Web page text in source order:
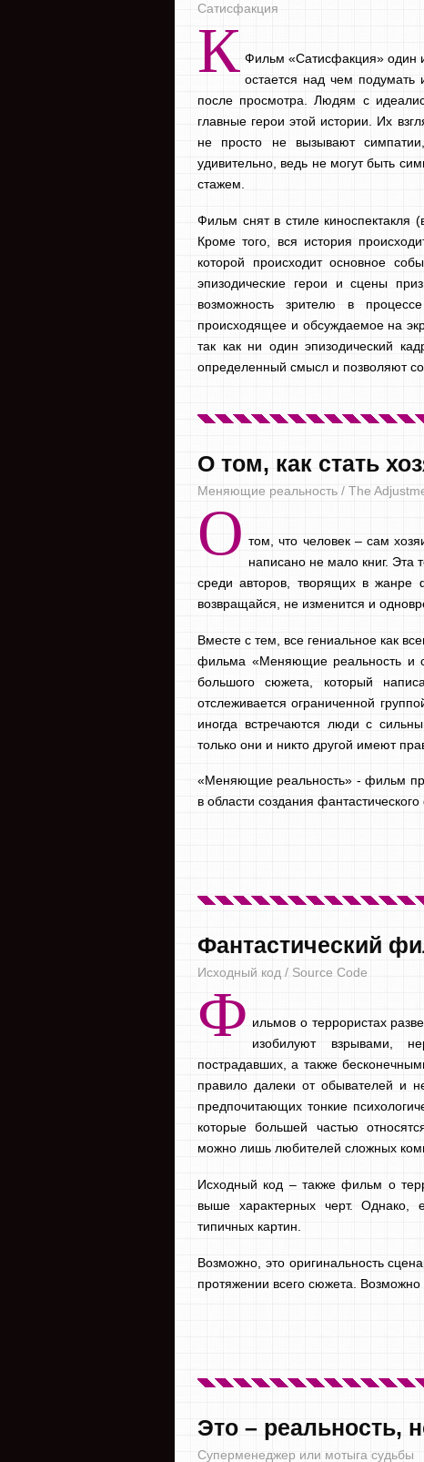
Сатисфакция
К Фильм «Сатисфакция» один
остается над чем
после просмотра. Людям с
главные герои этой истории. Их
не просто не вызывают
удивительно, ведь не могут быть
стажем.
Фильм снят в стиле киноспектакля
Кроме того, вся история
которой происходит основное
эпизодические герои и сцены
возможность зрителю в
происходящее и обсуждаемое на
так как ни один эпизодический
определенный смысл и позволяют
О том, как стать
Меняющие реальность / The
О том, что человек – сам
написано не мало книг. Эта
среди авторов, творящих в жанре
возвращайся, не изменится и
Вместе с тем, все гениальное как
фильма «Меняющие реальность и
большого сюжета, который
отслеживается ограниченной
иногда встречаются люди с
только они и никто другой имеют
«Меняющие реальность» - фильм
в области создания
Фантастический
Исходный код / Source Code
Ф ильмов о террористах
изобилуют взрывами,
пострадавших, а также
правило далеки от обывателей и
предпочитающих тонкие
которые большей частью
можно лишь любителей сложных
Исходный код – также фильм о
выше характерных черт.
типичных картин.
Возможно, это оригинальность
протяжении всего сюжета. Возможно
Это – реальность,
Суперменеджер или мотыга судьбы